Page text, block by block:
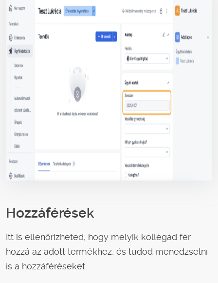
Hozzáférések
Itt is ellenőrizheted, hogy melyik kollégád fér
hozzá az adott termékhez, és tudod menedzselni
is a hozzáféréseket.